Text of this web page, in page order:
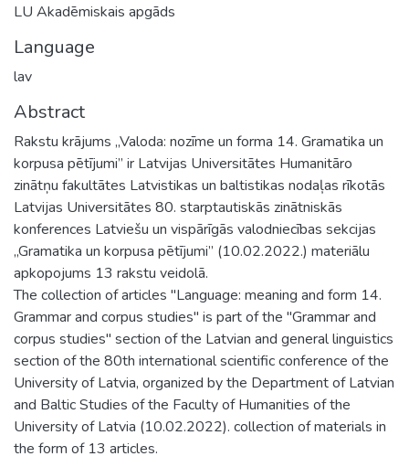
LU Akadēmiskais apgāds
Language
lav
Abstract
Rakstu krājums „Valoda: nozīme un forma 14. Gramatika un
korpusa pētījumi” ir Latvijas Universitātes Humanitāro
zinātņu fakultātes Latvistikas un baltistikas nodaļas rīkotās
Latvijas Universitātes 80. starptautiskās zinātniskās
konferences Latviešu un vispārīgās valodniecības sekcijas
„Gramatika un korpusa pētījumi” (10.02.2022.) materiālu
apkopojums 13 rakstu veidolā.
The collection of articles "Language: meaning and form 14.
Grammar and corpus studies" is part of the "Grammar and
corpus studies" section of the Latvian and general linguistics
section of the 80th international scientific conference of the
University of Latvia, organized by the Department of Latvian
and Baltic Studies of the Faculty of Humanities of the
University of Latvia (10.02.2022). collection of materials in
the form of 13 articles.